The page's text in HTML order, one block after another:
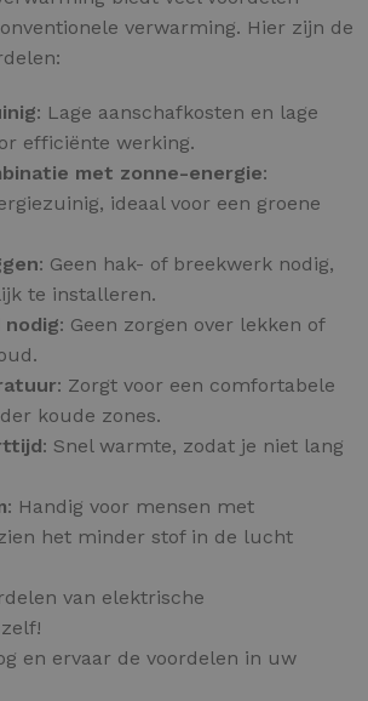
verwarming. Hier zijn de
: Lage aanschafkosten en lage
efficiënte werking.
met zonne-energie:
ideaal voor een groene
: Geen hak- of breekwerk nodig,
te installeren.
nodig: Geen zorgen over lekken of
: Zorgt voor een comfortabele
koude zones.
: Snel warmte, zodat je niet lang
: Handig voor mensen met
het minder stof in de lucht
van elektrische
en ervaar de voordelen in uw